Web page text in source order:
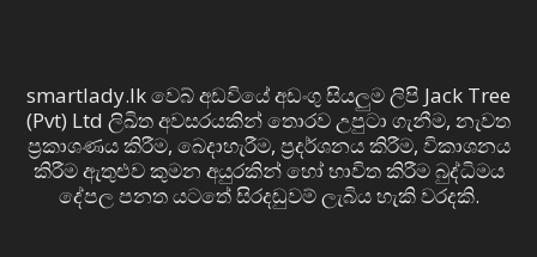
smartlady.lk වෙබ් අඩවියේ අඩංගු සියලුම ලිපි Jack Tree
(Pvt) Ltd ලිඛිත අවසරයකින් තොරව උපුටා ගැනීම, නැවත
ප්‍රකාශණය කිරීම, බෙදාහැරීම, ප්‍රදර්ශනය කිරීම, විකාශනය
කිරීම ඇතුළුව කුමන අයුරකින් හෝ භාවිත කිරීම බුද්ධිමය
දේපල පනත යටතේ සිරදඬුවම් ලැබිය හැකි වරදකි.